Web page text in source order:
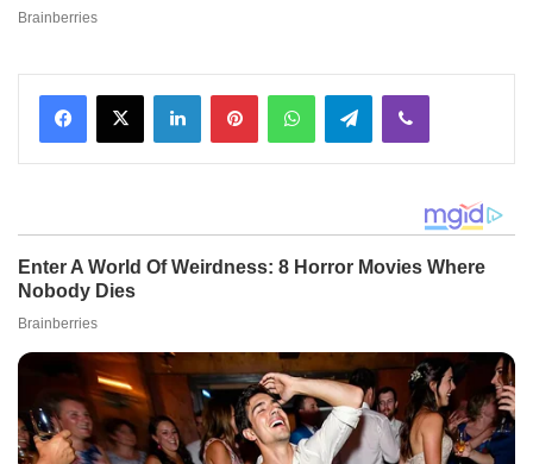
Facebook
X LinkedInPinterestWhatsAppTelegramViber